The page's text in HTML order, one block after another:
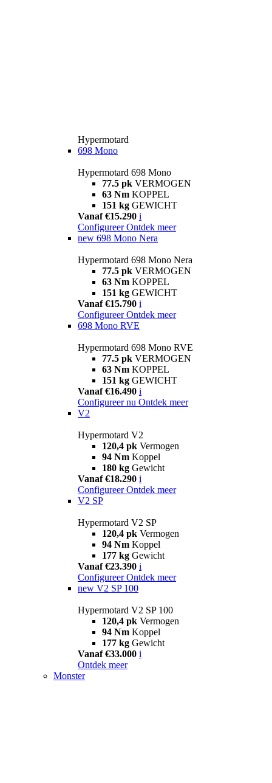
Hypermotard
698 Mono
Hypermotard 698 Mono
77.5 pk VERMOGEN
63 Nm KOPPEL
151 kg GEWICHT
Vanaf €15.290 i
Configureer Ontdek meer
new 698 Mono Nera
Hypermotard 698 Mono Nera
77.5 pk VERMOGEN
63 Nm KOPPEL
151 kg GEWICHT
Vanaf €15.790 i
Configureer Ontdek meer
698 Mono RVE
Hypermotard 698 Mono RVE
77.5 pk VERMOGEN
63 Nm KOPPEL
151 kg GEWICHT
Vanaf €16.490 i
Configureer nu Ontdek meer
V2
Hypermotard V2
120,4 pk Vermogen
94 Nm Koppel
180 kg Gewicht
Vanaf €18.290 i
Configureer Ontdek meer
V2 SP
Hypermotard V2 SP
120,4 pk Vermogen
94 Nm Koppel
177 kg Gewicht
Vanaf €23.390 i
Configureer Ontdek meer
new V2 SP 100
Hypermotard V2 SP 100
120,4 pk Vermogen
94 Nm Koppel
177 kg Gewicht
Vanaf €33.000 i
Ontdek meer
Monster